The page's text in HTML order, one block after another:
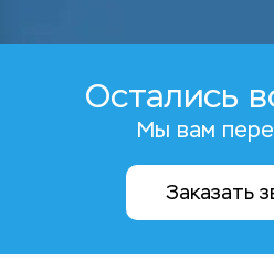
Остались
Мы вам
Заказать